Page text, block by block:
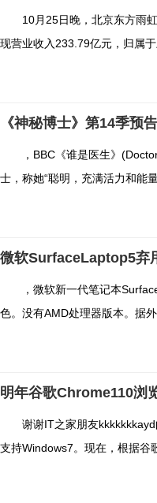
10月25日晚，北京东方雨
现营业收入233.79亿元，归属
《神秘博士》第14季预
，BBC《谁是医生》
士，称她“聪明，充满活力和
微软SurfaceLaptop5弃
，微软新一代笔记本
色。没有AMD处理器版本。据
明年谷歌Chrome110浏
谢谢IT之家朋友
支持Windows7。现在，根据谷